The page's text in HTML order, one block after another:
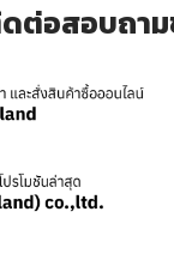
ต่อสอบถาม